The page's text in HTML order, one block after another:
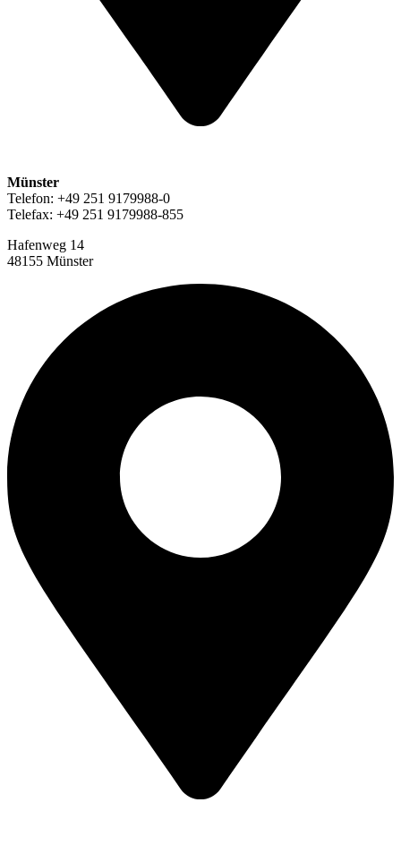
Münster
Telefon: +49 251 9179988-0
Telefax: +49 251 9179988-855
Hafenweg 14
48155 Münster